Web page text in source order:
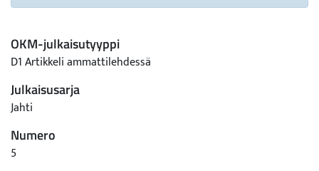
OKM-julkaisutyyppi
D1 Artikkeli ammattilehdessä
Julkaisusarja
Jahti
Numero
5